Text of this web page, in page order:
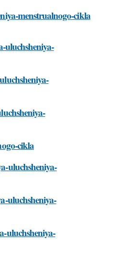
menstrualnogo-cikla
uluchsheniya-
cikla
uluchsheniya-
uluchsheniya-
uluchsheniya-